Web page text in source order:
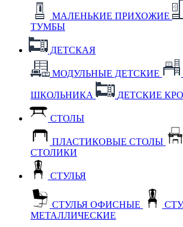
МАЛЕНЬКИЕ ПРИХОЖИЕ
ТУМБЫ
ДЕТСКАЯ
МОДУЛЬНЫЕ ДЕТСКИЕ
ШКОЛЬНИКА ДЕТСКИЕ
СТОЛЫ
ПЛАСТИКОВЫЕ СТОЛЫ
СТОЛИКИ
СТУЛЬЯ
СТУЛЬЯ ОФИСНЫЕ
МЕТАЛЛИЧЕСКИЕ